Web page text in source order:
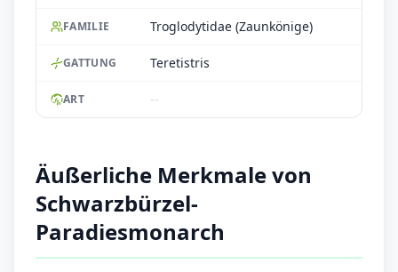
FAMILIE Troglodytidae (Zaunkönige)
GATTUNG Teretistris
ART --
Äußerliche Merkmale von
Schwarzbürzel-
Paradiesmonarch